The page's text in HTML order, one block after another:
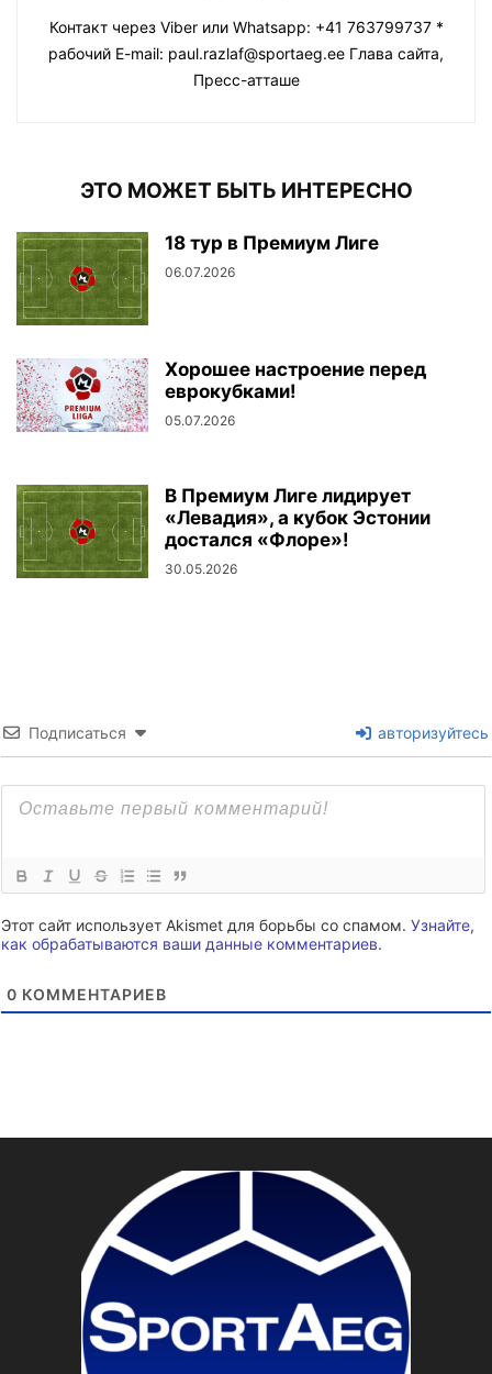
Контакт через Viber или Whatsapp: +41 763799737 *
рабочий E-mail: paul.razlaf@sportaeg.ee Глава сайта,
Пресс-атташе
ЭТО МОЖЕТ БЫТЬ ИНТЕРЕСНО
18 тур в Премиум Лиге
06.07.2026
Хорошее настроение перед
еврокубками!
05.07.2026
В Премиум Лиге лидирует
«Левадия», а кубок Эстонии
достался «Флоре»!
30.05.2026
Подписаться авторизуйтесь
Этот сайт использует Akismet для борьбы со спамом. Узнайте,
как обрабатываются ваши данные комментариев.
0 КОММЕНТАРИЕВ